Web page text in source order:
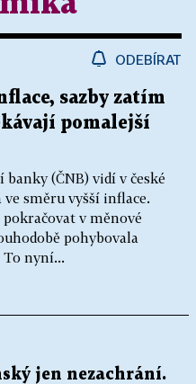
ODEBÍRAT
sazby zatím
pomalejší
(ČNB) vidí v české
směru vyšší inflace.
v měnové
pohybovala
nyní...
jen nezachrání.